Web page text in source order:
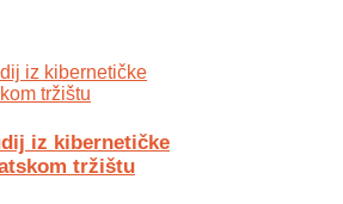
iz kibernetičke
tržištu